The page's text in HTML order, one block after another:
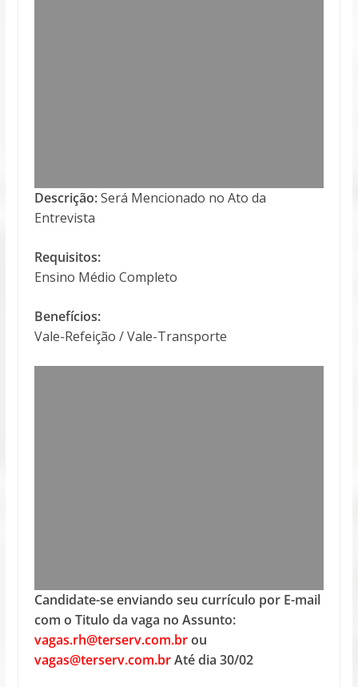
Descrição:Será Mencionado no Ato da
Entrevista
Requisitos:
Ensino Médio Completo
Benefícios:
Vale-Refeição / Vale-Transporte
Candidate-se enviando seu currículo por E-mail
com o Titulo da vaga no Assunto:
vagas.rh@terserv.com.brou
vagas@terserv.com.brAté dia 30/02